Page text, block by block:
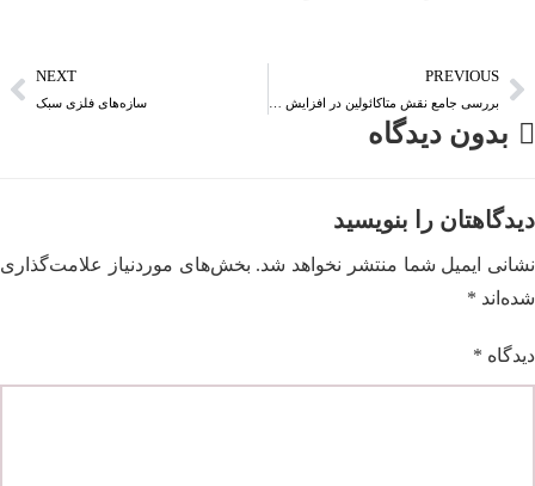
PREVIOUS
NEXT
سازه‌های فلزی سبک
بدون دیدگاه
دیدگاهتان را بنویسید
نشانی ایمیل شما منتشر نخواهد شد. بخش‌های موردنیاز علامت‌گذاری
شده‌اند *
دیدگاه *